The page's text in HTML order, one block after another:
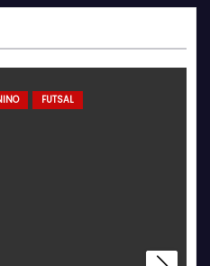
FUTSAL